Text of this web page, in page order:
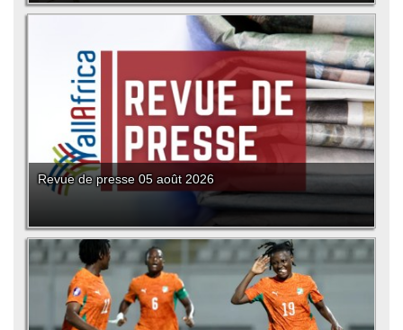
Revue de presse 05 août 2026